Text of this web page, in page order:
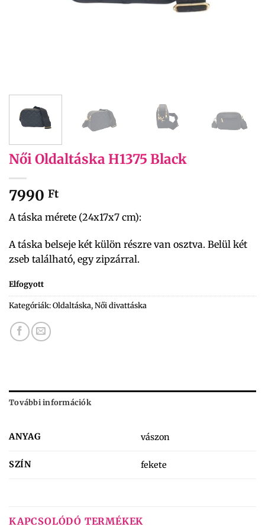
Női Oldaltáska H1375 Black
7990 Ft
A táska mérete (24x17x7 cm):
A táska belseje két külön részre van osztva. Belül két
zseb található, egy zipzárral.
Elfogyott
Kategóriák:Oldaltáska,Női divattáska
További információk
ANYAG vászon
SZÍN fekete
KAPCSOLÓDÓ TERMÉKEK